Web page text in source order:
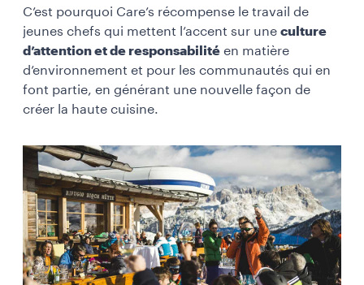
C’est pourquoi Care’s récompense le travail de
jeunes chefs qui mettent l’accent sur une culture
d’attention et de responsabilité en matière
d’environnement et pour les communautés qui en
font partie, en générant une nouvelle façon de
créer la haute cuisine.